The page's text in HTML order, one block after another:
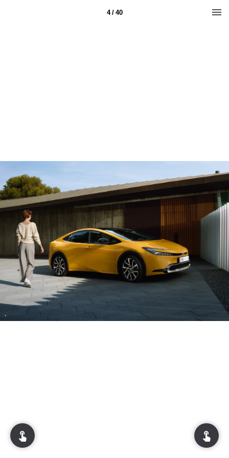
4 / 40